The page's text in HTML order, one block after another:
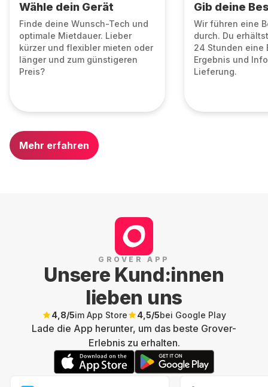
Wähle dein Gerät
Finde deine Wunsch-Tech und
optimale Mietdauer. Lieber
kürzer und flexibler mieten oder
länger und zum günstigeren
Preis?
Gib deine
Wir führen eine
durch. Du
24 Stunden eine
Ergebnis und
Lieferung.
Mehr erfahren
GROVER APP
Unsere Kund:innen
lieben uns
4,8/5im App Store 4,5/5bei Google Play
Lade die App herunter, um das beste Grover-
Erlebnis zu erhalten.